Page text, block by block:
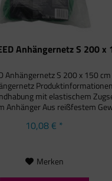
Anhängernetz S 200 x
Anhängernetz S 200 x 150
mit elastischem
Anhänger Aus reißfestem
10,08 € *
Merken